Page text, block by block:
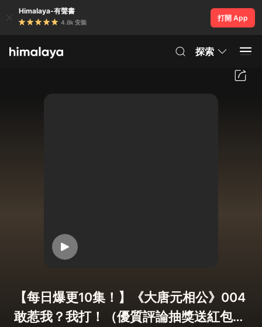
Himalaya-有聲書
4.8k 安裝
打開 App
探索
【每日爆更10集！】《大唐元相公》004
敢惹我？我打！（優質評論抽獎送紅包